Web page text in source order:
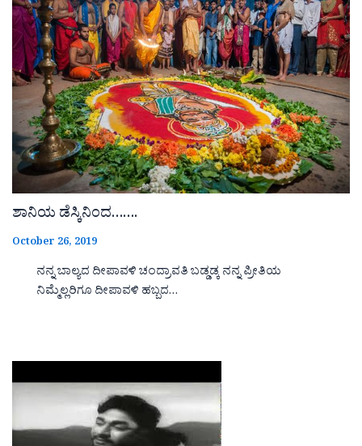
ಶಾನಿಯ ಡೆಸ್ಕಿನಿಂದ…….
October 26, 2019
ನನ್ನ ಬಾಲ್ಯದ ದೀಪಾವಳಿ ಚಂದ್ರಾವತಿ ಬಡ್ಡಡ್ಕ ನನ್ನ ಪ್ರೀತಿಯ
ನಿಮ್ಮೆಲ್ಲರಿಗೂ ದೀಪಾವಳಿ ಹಬ್ಬದ…